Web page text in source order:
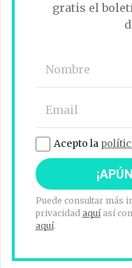
gratis el
Acepto la
Puede consultar más
privacidad aquíasí
aquí.